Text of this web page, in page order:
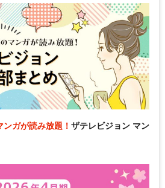
ガが読み放題！ ザテレビジョン マン